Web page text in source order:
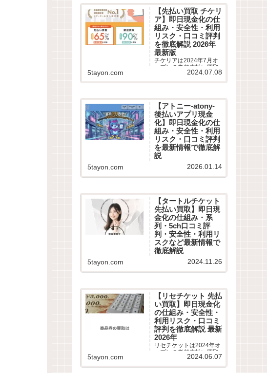
者の実際の口コミ評判を
徹底調査しました。LINE
完結の申込方法や特徴、
注意点など最新情報でわ
かりやすく解説します。
【先払い買取 チケリ
ア】即日現金化の仕
組み・安全性・利用
リスク・口コミ評判
を徹底解説 2026年
最新版
チケリアは2024年7月オ
ープンの老舗先払い買取
業者です。最短5分即日現
利用者の実際の口コミ評
判を徹底調査しました。
LINE完結の申込方法や特
徴、注意点など最新情報
でわかりやすく解説しま
す。
5tayon.com 2024.07.08
【アトニー-atony-
後払いアプリ現金
化】即日現金化の仕
組み・安全性・利用
リスク・口コミ評判
を最新情報で徹底解
説
【最大換金率90% アトニ
ー 後払いアプリ現金化】
口コミや最新情報を徹底
から最新換金率相場・振
込スピードまで詳しく紹
介します。
5tayon.com 2026.01.14
【タートルチケット
先払い買取】即日現
金化の仕組み・系
列・5ch口コミ評
判・安全性・利用リ
スクなど最新情報で
徹底解説
タートルチケットは2024
年11月オープンの老舗先
払い買取業者です。即日
報、5ちゃんねるなどから
利用者の実際の口コミ評
判を徹底調査しました。
LINE完結の申込方法や特
徴、注意点など最新情報
でわかりやすく解説しま
す。
5tayon.com 2024.11.26
【リセチケット 先払
い買取】即日現金化
の仕組み・安全性・
利用リスク・口コミ
評判を徹底解説 最新
2026年
リセチケットは2024年オ
ープンの老舗先払い買取
業者です。最短15分で即
5tayon.com 2024.06.07